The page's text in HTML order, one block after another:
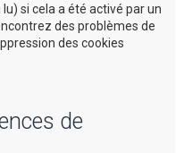
si cela a été activé par un
des problèmes de
des cookies
de